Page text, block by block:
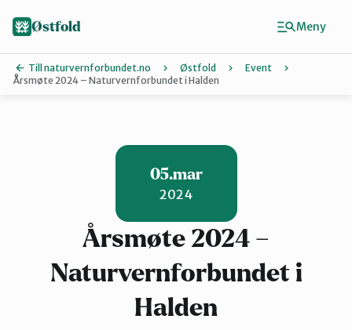
Indre
Østfold
Till naturvernforbundet.no Østfold
Event
Årsmøte 2024 – Naturvernforbundet i Halden
05.mar
2024
Årsmøte 2024 –
Naturvernforbundet i
Halden